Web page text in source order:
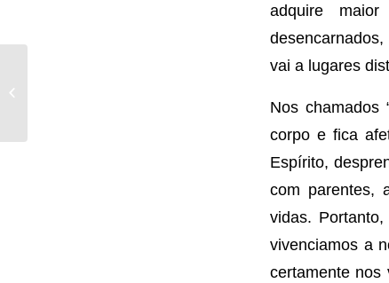
adquire
vai a lugares
Nos chamados
corpo e fica
Espírito,
com parentes,
vidas.
vivenciamos a
certamente nos